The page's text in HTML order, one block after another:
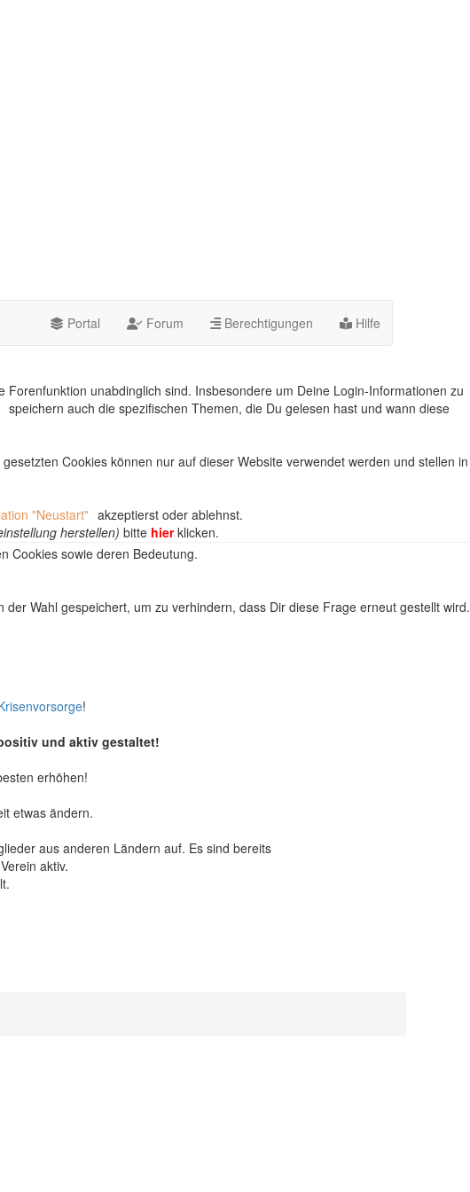
Portal Forum Berechtigungen Hilfe
unabdinglich sind. Insbesondere um Deine Login-Informationen zu
speichern auch die spezifischen Themen, die Du gelesen hast und wann diese
gesetzten Cookies können nur auf dieser Website verwendet werden und stellen in
"Neustart" akzeptierst oder ablehnst.
herstellen) bitte hierklicken.
Cookies sowie deren Bedeutung.
Wahl gespeichert, um zu verhindern, dass Dir diese Frage erneut gestellt wird.
!
und aktiv gestaltet!
erhöhen!
etwas ändern.
aus anderen Ländern auf. Es sind bereits
aktiv.